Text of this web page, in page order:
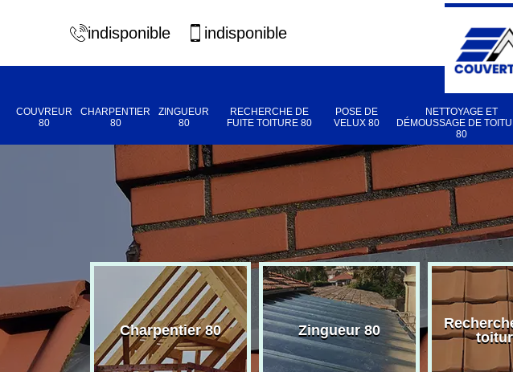
indisponible indisponible
COUVREUR
80
CHARPENTIER
80
ZINGUEUR
80
RECHERCHE DE
FUITE TOITURE 80
POSE DE
VELUX 80
NETTOYAGE ET
DÉMOUSSAGE DE
80
80 Charpentier 80 Zingueur 80